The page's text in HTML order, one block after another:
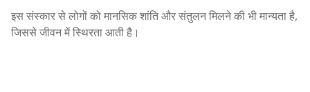
इस संस्कार से लोगों को मानसिक शांति और संतुलन मिलने की भी मान्यता है,
जिससे जीवन में स्थिरता आती है।